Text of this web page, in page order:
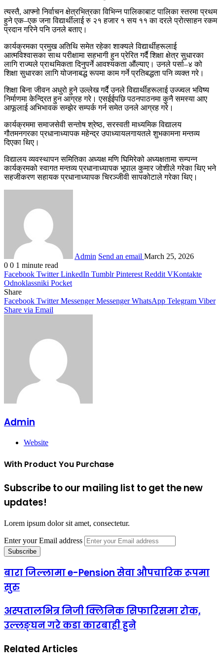
त्यस्तै, आफ्नो निर्वाचन क्षेत्रभित्रका विभिन्न पालिकाबाट पालिका स्तरमा प्रथम
हुने एक–एक जना विद्यार्थीलाई रु २१ हजार १ सय ११ का दरले प्रोत्साहन रकम
प्रदान गरिने पनि उनले बताए।
कार्यक्रमका प्रमुख अतिथि समेत रहेका शाक्यले विद्यार्थीहरूलाई
आत्मविश्वासका साथ परीक्षामा सहभागी हुन प्रेरित गर्दै शिक्षा क्षेत्र सुधारका
लागि राज्यले प्राथमिकता दिनुपर्ने आवश्यकता औंल्याए। उनले पर्सा–४ को
शिक्षा सुधारका लागि योजनाबद्ध रूपमा काम गर्ने प्रतिबद्धता पनि व्यक्त गरे।
शिक्षा बिना जीवन अधुरो हुने उल्लेख गर्दै उनले विद्यार्थीहरूलाई उज्ज्वल भविष्य
निर्माणमा केन्द्रित हुन आग्रह गरे। एसईईपछि पठनपाठनमा कुनै समस्या आए
आफूलाई अभिभावक सम्झेर सम्पर्क गर्न समेत उनले आग्रह गरे।
कार्यक्रममा समाजसेवी सन्तोष श्रेष्ठ, सरस्वती माध्यमिक विद्यालय
गौतमनगरका प्रधानाध्यापक महेन्द्र उपाध्यायलगायतले शुभकामना मन्तव्य
दिएका थिए।
विद्यालय व्यवस्थापन समितिका अध्यक्ष मणि घिमिरेको अध्यक्षतामा सम्पन्न
कार्यक्रमको स्वागत मन्तव्य प्रधानाध्यापक भूपाल कुमार जोशीले गरेका थिए भने
सहजीकरण सहायक प्रधानाध्यापक चिरञ्जीवी सापकोटाले गरेका थिए।
Admin Send an email March 25, 2026
0 0 1 minute read
Facebook Twitter LinkedIn Tumblr Pinterest Reddit VKontakte
Odnoklassniki Pocket
Share
Facebook Twitter Messenger Messenger WhatsApp Telegram Viber
Share via Email
Admin
Website
With Product You Purchase
Subscribe to our mailing list to get the new
updates!
Lorem ipsum dolor sit amet, consectetur.
Enter your Email address
बारा जिल्लामा e-Pension सेवा औपचारिक रूपमा
सुरु
अस्पतालभित्र निजी क्लिनिक सिफारिसमा रोक,
उल्लङ्घन गरे कडा कारबाही हुने
Related Articles